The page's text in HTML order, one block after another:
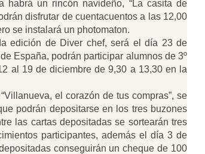
un rincón navideño, “La casita de
disfrutar de cuentacuentos a las 12,00
se instalará un photomaton.
edición de Diver chef, será el día 23 de
España, podrán participar alumnos de 3º
al 19 de diciembre de 9,30 a 13,30 en la
el corazón de tus compras”, se
podrán depositarse en los tres buzones
las cartas depositadas se sortearán tres
participantes, además el día 3 de
conseguirán un cheque de 100